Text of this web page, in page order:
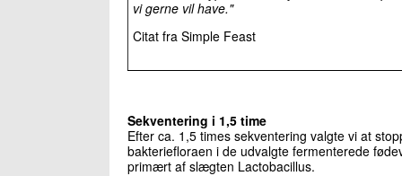
vi gerne vil have."
Citat fra Simple Feast
Sekventering i 1,5 time
Efter ca. 1,5 times sekventering valgte vi at
bakteriefloraen i de udvalgte fermenterede
primært af slægten Lactobacillus.